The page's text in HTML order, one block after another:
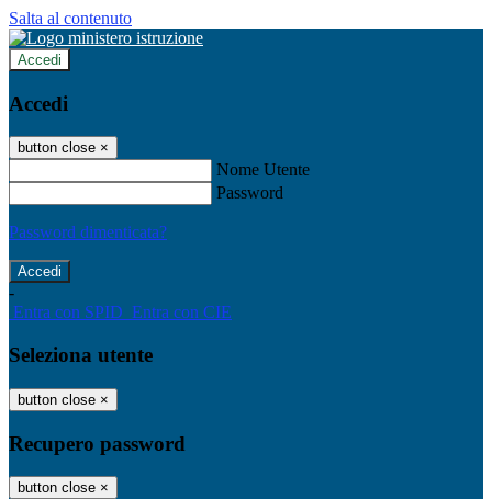
Salta al contenuto
Accedi
Accedi
button close ×
Nome Utente
Password
Password dimenticata?
-
Entra con SPID Entra con CIE
Seleziona utente
button close ×
Recupero password
button close ×